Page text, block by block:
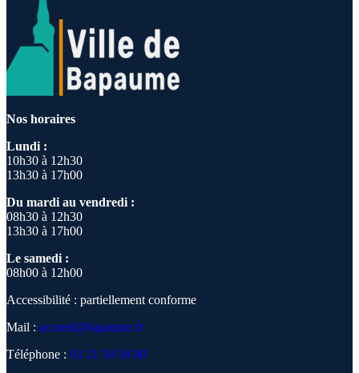
Nos horaires
Lundi :
10h30 à 12h30
13h30 à 17h00
Du mardi au vendredi :
08h30 à 12h30
13h30 à 17h00
Le samedi :
08h00 à 12h00
Accessibilité : partiellement conforme
Mail : accueil@bapaume.fr
Téléphone : 03 21 50 58 80